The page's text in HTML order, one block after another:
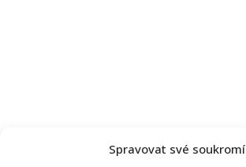
Spravovat své soukromí